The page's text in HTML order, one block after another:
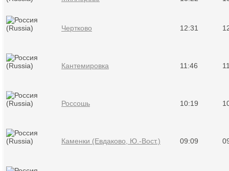
Чертково 12:31
Кантемировка 11:46
Россошь 10:19
Каменки (Евдаково, Ю.-Вост.) 09:09